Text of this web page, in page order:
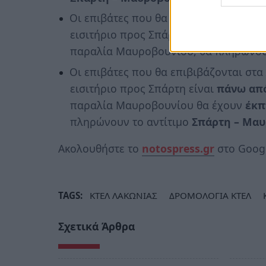
Οι επιβάτες που θα επιβιβάζονται
εισιτήριο προς Σπάρτη είναι
παραλία Μαυροβουνίου, θα
Οι επιβάτες που θα επιβιβάζονται
εισιτήριο προς Σπάρτη είναι πάνω
παραλία Μαυροβουνίου θα έχουν
πληρώνουν το αντίτιμο Σπάρτη –
Ακολουθήστε το notospress.gr στο
TAGS: ΚΤΕΛ ΛΑΚΩΝΙΑΣ ΔΡΟΜΟΛΟΓΙΑ ΚΤΕΛ
Σχετικά Άρθρα